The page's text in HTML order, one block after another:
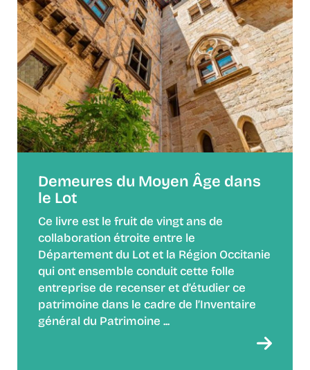
Demeures du Moyen Âge dans
le Lot
Ce livre est le fruit de vingt ans de
collaboration étroite entre le
Département du Lot et la Région Occitanie
qui ont ensemble conduit cette folle
entreprise de recenser et d’étudier ce
patrimoine dans le cadre de l’Inventaire
général du Patrimoine ...